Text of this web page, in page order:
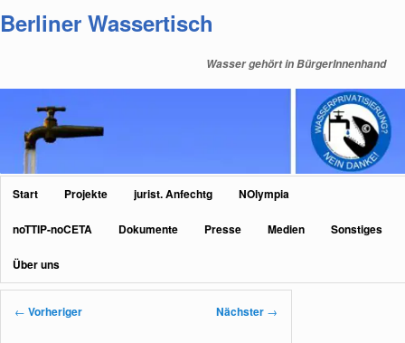
primären
Berliner Wassertisch
Wasser gehört in BürgerInnenhand
Hauptmenü
Start Projekte jurist. Anfechtg NOlympia
noTTIP-noCETA Dokumente Presse Medien Sonstiges
Über uns
Beitragsnavigation
← Vorheriger Nächster →